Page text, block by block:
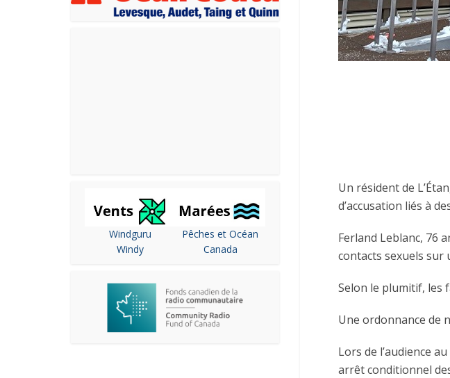
Windguru
Windy
Pêches et Océan
Canada
Un résident de
d’accusation liés à
Ferland Leblanc, 76
contacts sexuels sur
Selon le plumitif, les
Une ordonnance de
Lors de l’audience
arrêt conditionnel